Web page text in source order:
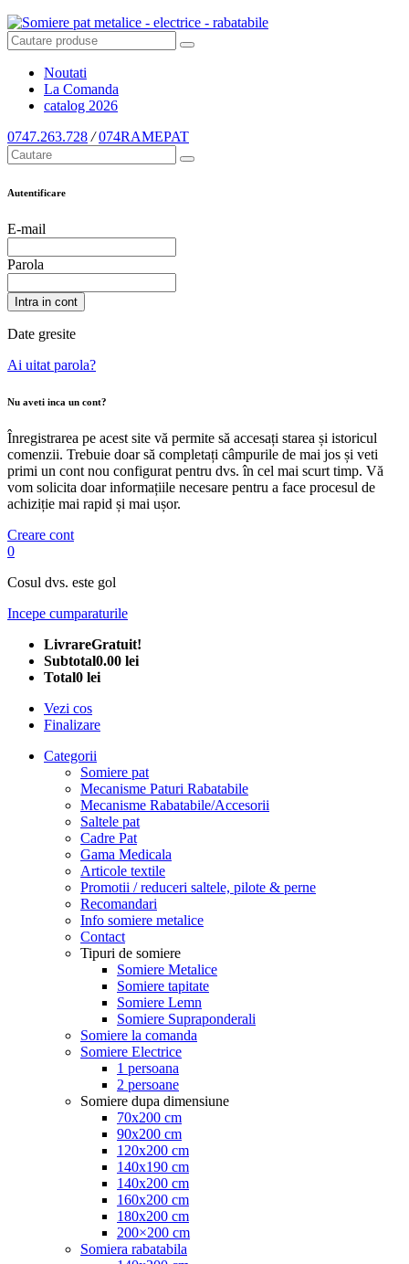
Noutati
La Comanda
catalog 2026
0747.263.728 / 074RAMEPAT
Autentificare
E-mail
Parola
Intra in cont
Date gresite
Ai uitat parola?
Nu aveti inca un cont?
Înregistrarea pe acest site vă permite să accesați starea și istoricul
comenzii. Trebuie doar să completați câmpurile de mai jos și veti
primi un cont nou configurat pentru dvs. în cel mai scurt timp. Vă
vom solicita doar informațiile necesare pentru a face procesul de
achiziție mai rapid și mai ușor.
Creare cont
0
Cosul dvs. este gol
Incepe cumparaturile
LivrareGratuit!
Subtotal0.00 lei
Total0 lei
Vezi cos
Finalizare
Categorii
Somiere pat
Mecanisme Paturi Rabatabile
Mecanisme Rabatabile/Accesorii
Saltele pat
Cadre Pat
Gama Medicala
Articole textile
Promotii / reduceri saltele, pilote & perne
Recomandari
Info somiere metalice
Contact
Tipuri de somiere
Somiere Metalice
Somiere tapitate
Somiere Lemn
Somiere Supraponderali
Somiere la comanda
Somiere Electrice
1 persoana
2 persoane
Somiere dupa dimensiune
70x200 cm
90x200 cm
120x200 cm
140x190 cm
140x200 cm
160x200 cm
180x200 cm
200×200 cm
Somiera rabatabila